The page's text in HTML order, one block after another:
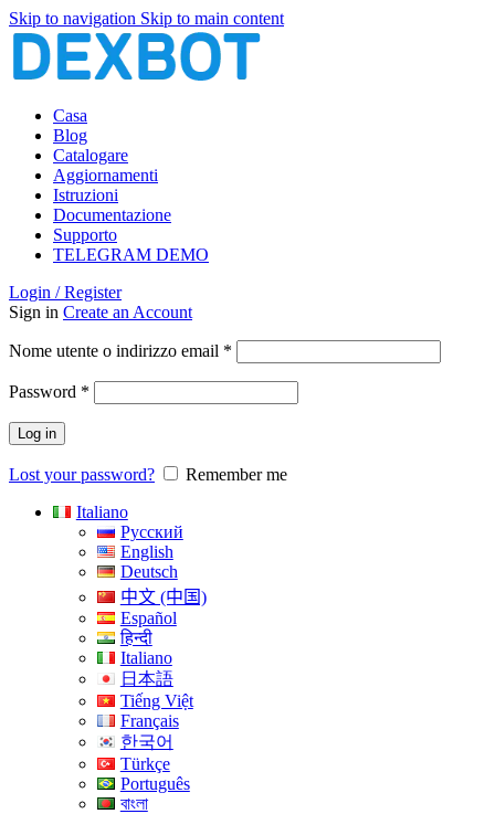
Skip to navigation Skip to main content
Casa
Blog
Catalogare
Aggiornamenti
Istruzioni
Documentazione
Supporto
TELEGRAM DEMO
Login / Register
Sign in Create an Account
Nome utente o indirizzo email *
Password *
Log in
Lost your password?
Remember me
Italiano
Русский
English
Deutsch
中文 (中国)
Español
हिन्दी
Italiano
日本語
Tiếng Việt
Français
한국어
Türkçe
Português
বাংলা